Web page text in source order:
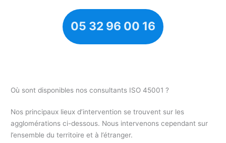
05 32 96 00 16
Où sont disponibles nos consultants ISO 45001 ?
Nos principaux lieux d’intervention se trouvent sur les
agglomérations ci-dessous. Nous intervenons cependant sur
l’ensemble du territoire et à l’étranger.